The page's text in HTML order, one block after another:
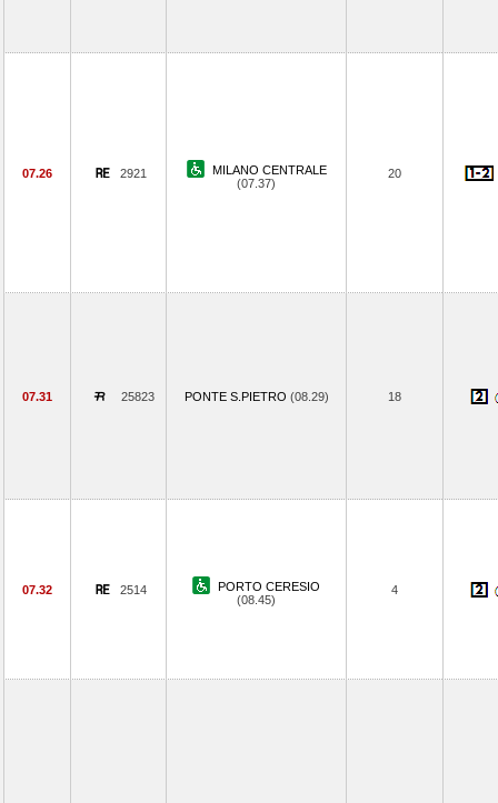
07.26 2921
MILANO CENTRALE
(07.37)
20
07.31 25823 PONTE S.PIETRO (08.29) 18
07.32 2514
PORTO CERESIO
(08.45)
4